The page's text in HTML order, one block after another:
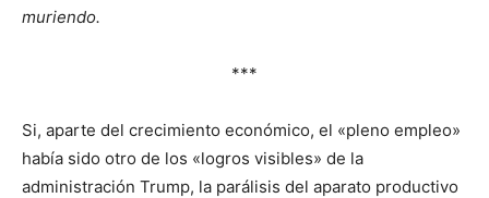
muriendo.
***
Si, aparte del crecimiento económico, el «pleno empleo»
había sido otro de los «logros visibles» de la
administración Trump, la parálisis del aparato productivo